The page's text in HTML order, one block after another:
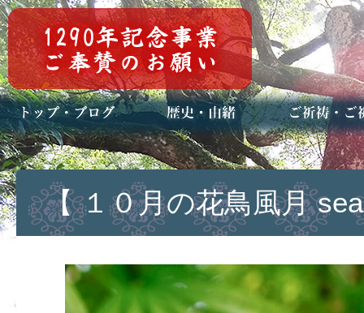
トップページ
ブログ(日々八百万)
お知らせ一覧 歴史・ご祭神
年中行事
メディア掲載 ご祈祷・ご祈
安産祈願
初宮参り
七五三詣
長寿のお祝い
神前結婚式
厄祓い・方位
車のお祓い
地鎮祭
神葬祭（神式
【 １０月の花鳥風月